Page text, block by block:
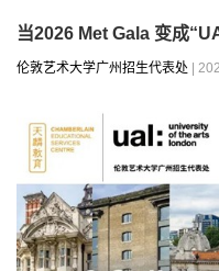
当2026 Met Gala 变成
伦敦艺术大学广州招生代表处 |